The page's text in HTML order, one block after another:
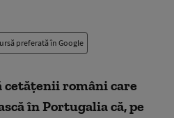
preferată în Google
români care
în Portugalia că, pe